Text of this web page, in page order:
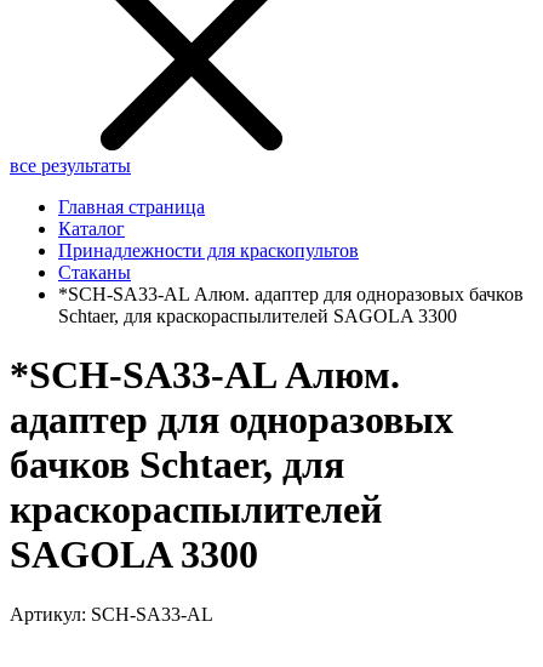
все результаты
Главная страница
Каталог
Принадлежности для краскопультов
Стаканы
*SCH-SA33-AL Алюм. адаптер для одноразовых бачков
Schtaer, для краскораспылителей SAGOLA 3300
*SCH-SA33-AL Алюм.
адаптер для одноразовых
бачков Schtaer, для
краскораспылителей
SAGOLA 3300
Артикул: SCH-SA33-AL